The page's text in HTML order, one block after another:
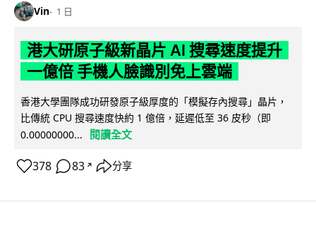
Vin 1 日
港大研原子級新晶片 AI 搜尋速度提升
一億倍 手機人臉識別免上雲端
香港大學團隊成功研發原子級厚度的「模擬存內搜尋」晶片，
比傳統 CPU 搜尋速度快約 1 億倍，延遲低至 36 皮秒（即
0.00000000...
閱讀全文
378 83 ↗ 分享